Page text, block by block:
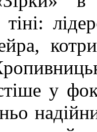
тіні:
у